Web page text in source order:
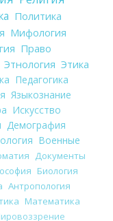
Политика
Мифология
Право
Этнология Этика
Педагогика
Языкознание
Искусство
Демография
Военные
Документы
Биология
Антропология
Математика